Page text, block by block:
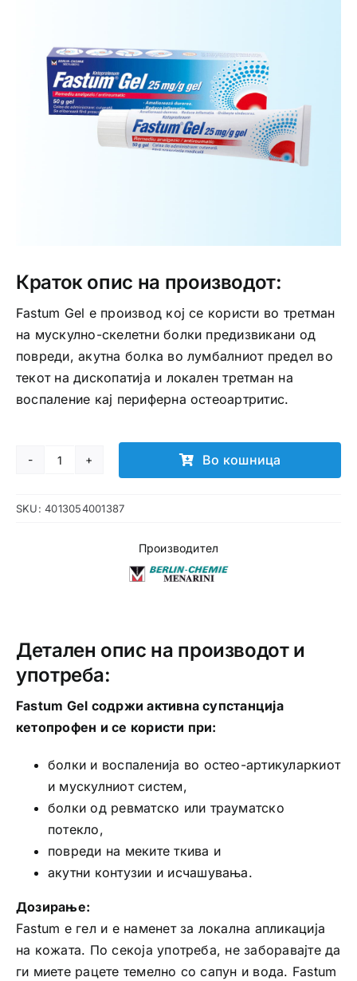
Лична хигиена
Медицински апрати
Краток опис на производот:
Fastum Gel е производ кој се користи во третман
на мускулно-скелетни болки предизвикани од
повреди, акутна болка во лумбалниот предел во
текот на дископатија и локален третман на
воспаление кај периферна остеоартритис.
Fastum
количина
Во кошница
SKU:4013054001387
Производител
Детален опис на производот и
употреба:
Fastum Gel содржи активна супстанција
кетопрофен и се користи при:
болки и воспаленија во остео-артикуларкиот
и мускулниот систем,
болки од ревматско или трауматско
потекло,
повреди на меките ткива и
акутни контузии и исчашувања.
Дозирање:
Fastum е гел и е наменет за локална апликација
на кожата. По секоја употреба, не заборавајте да
ги миете рацете темелно со сапун и вода. Fastum